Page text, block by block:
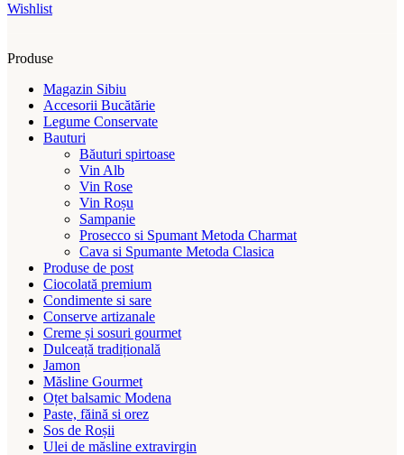
Wishlist
Produse
Magazin Sibiu
Accesorii Bucătărie
Legume Conservate
Bauturi
Băuturi spirtoase
Vin Alb
Vin Rose
Vin Roșu
Sampanie
Prosecco si Spumant Metoda Charmat
Cava si Spumante Metoda Clasica
Produse de post
Ciocolată premium
Condimente si sare
Conserve artizanale
Creme și sosuri gourmet
Dulceață tradițională
Jamon
Măsline Gourmet
Oțet balsamic Modena
Paste, făină si orez
Sos de Roșii
Ulei de măsline extravirgin